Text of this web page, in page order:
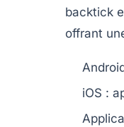
backtick
offrant
iOS :